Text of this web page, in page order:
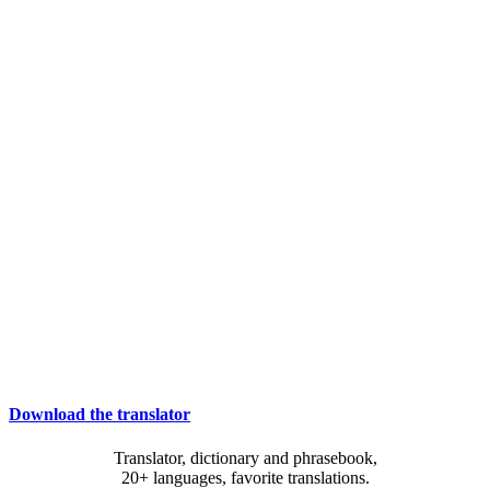
Download the translator
Translator, dictionary and phrasebook,
20+ languages, favorite translations.